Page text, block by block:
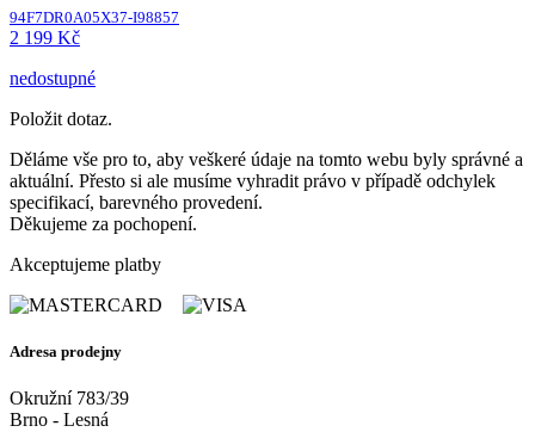
94F7DR0A05X37-I98857
2 199 Kč
nedostupné
Položit dotaz.
Děláme vše pro to, aby veškeré údaje na tomto webu byly správné a
aktuální. Přesto si ale musíme vyhradit právo v případě odchylek
specifikací, barevného provedení.
Děkujeme za pochopení.
Akceptujeme platby
Adresa prodejny
Okružní 783/39
Brno - Lesná